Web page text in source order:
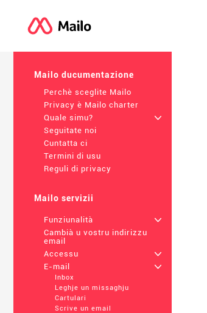
Mailo ducumentazione
Perchè sceglite Mailo
Privacy è Mailo charter
Quale simu?
+
Seguitate noi
Cuntatta ci
Termini di usu
Reguli di privacy
Mailo servizii
Funziunalità
+
Cambià u vostru indirizzu
email
Accessu
+
E-mail
+
Inbox
Leghje un missaghju
Cartulari
Scrive un email